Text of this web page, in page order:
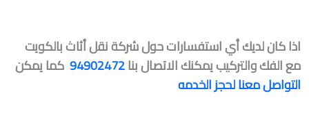
اذا كان لديك أي استفسارات حول شركة نقل أثاث بالكويت
مع الفك والتركيب يمكنك الاتصال بنا94902472 كما يمكن
التواصل معنا لحجز الخدمه